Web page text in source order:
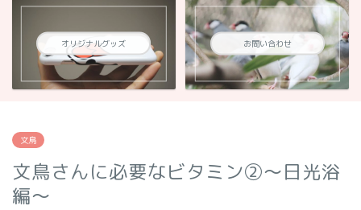
オリジナルグッズ お問い合わせ
文鳥
文鳥さんに必要なビタミン②～日光浴
編～